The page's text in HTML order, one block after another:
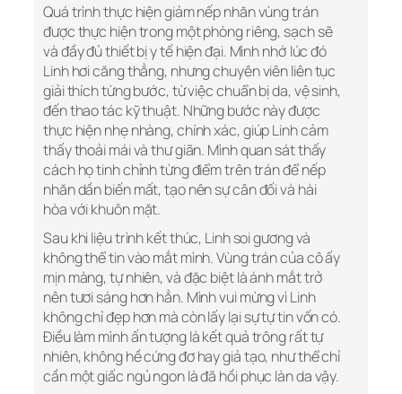
Quá trình thực hiện giảm nếp nhăn vùng trán
được thực hiện trong một phòng riêng, sạch sẽ
và đầy đủ thiết bị y tế hiện đại. Mình nhớ lúc đó
Linh hơi căng thẳng, nhưng chuyên viên liên tục
giải thích từng bước, từ việc chuẩn bị da, vệ sinh,
đến thao tác kỹ thuật. Những bước này được
thực hiện nhẹ nhàng, chính xác, giúp Linh cảm
thấy thoải mái và thư giãn. Mình quan sát thấy
cách họ tinh chỉnh từng điểm trên trán để nếp
nhăn dần biến mất, tạo nên sự cân đối và hài
hòa với khuôn mặt.
Sau khi liệu trình kết thúc, Linh soi gương và
không thể tin vào mắt mình. Vùng trán của cô ấy
mịn màng, tự nhiên, và đặc biệt là ánh mắt trở
nên tươi sáng hơn hẳn. Mình vui mừng vì Linh
không chỉ đẹp hơn mà còn lấy lại sự tự tin vốn có.
Điều làm mình ấn tượng là kết quả trông rất tự
nhiên, không hề cứng đơ hay giả tạo, như thể chỉ
cần một giấc ngủ ngon là đã hồi phục làn da vậy.